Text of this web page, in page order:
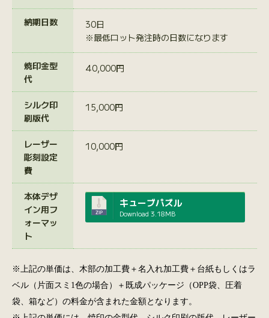
納期日数
30日
※最低ロット発注時の日数になります
焼印金型
代
40,000円
シルク印
刷版代
15,000円
レーザー
彫刻設定
費
10,000円
本体デザ
イン用フ
ォーマッ
ト
キューブパズル
Download 3.18MB
※上記の単価は、木部の加工費＋名入れ加工費＋台紙もしくはラ
ベル（片面スミ1色の場合）＋既成パッケージ（OPP袋、圧着
袋、箱など）の料金が含まれた金額となります。